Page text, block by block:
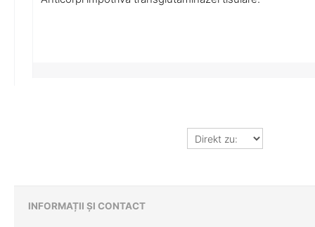
Direkt
zu:
INFORMAȚII ȘI CONTACT